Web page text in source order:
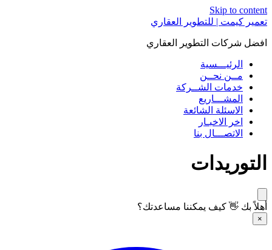
Skip to content
تعمير كيمت | للتطوير العقاري
افضل شركات التطوير العقاري
الرئيـــسية
مــن نحــن
خدمات الشــركة
المشـــاريع
الاسئلة الشائعة
اخر الاخبـار
الاتصـــال بنا
التوريدات
أهلاً بك 👋 كيف يمكننا مساعدتك؟
×